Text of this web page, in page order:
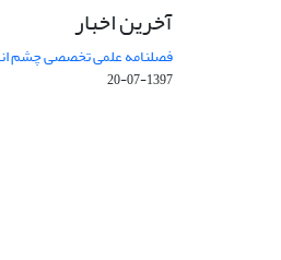
آخرین اخبار
فصلنامه علمی تخصصی چشم
1397-07-20